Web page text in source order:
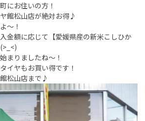
にお住いの方！
館松山店が絶対お得♪
～！
金額に応じて【愛媛県産の新米こしひか
まりましたね～！
イヤもお買い得です！
松山店まで♪